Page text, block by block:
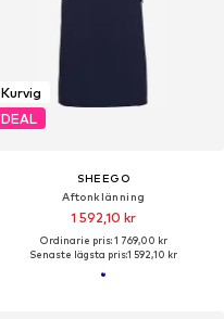
Kurvig
DEAL
SHEEGO
Aftonklänning
1 592,10 kr
Ordinarie pris: 1 769,00 kr
Senaste lägsta pris:1 592,10 kr